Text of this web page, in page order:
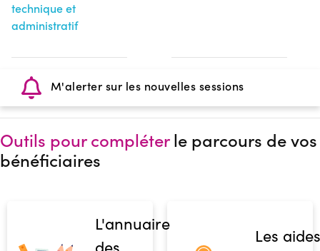
technique et
administratif
M'alerter sur les nouvelles sessions
Outils pour compléterle parcours de vos
bénéficiaires
L'annuaire
Les aides